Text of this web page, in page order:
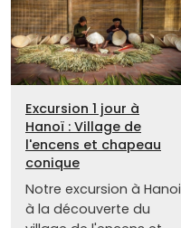
Excursion 1 jour à
Hanoï : Village de
l'encens et chapeau
conique
Notre excursion à Hanoi
à la découverte du